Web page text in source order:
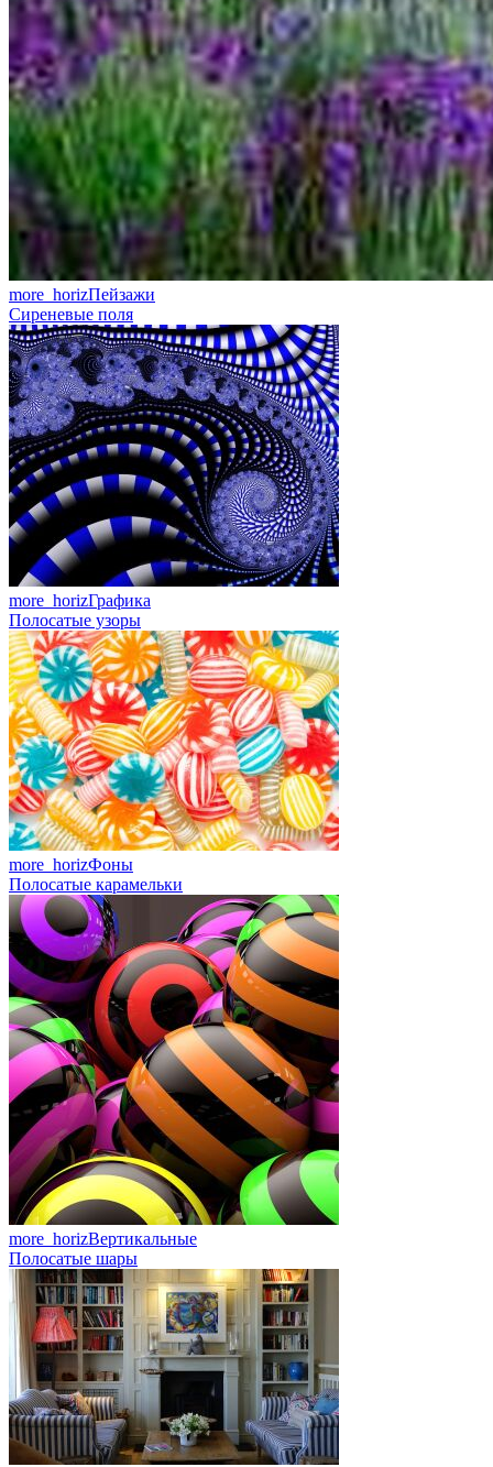
more_horizПейзажи
Сиреневые поля
more_horizГрафика
Полосатые узоры
more_horizФоны
Полосатые карамельки
more_horizВертикальные
Полосатые шары